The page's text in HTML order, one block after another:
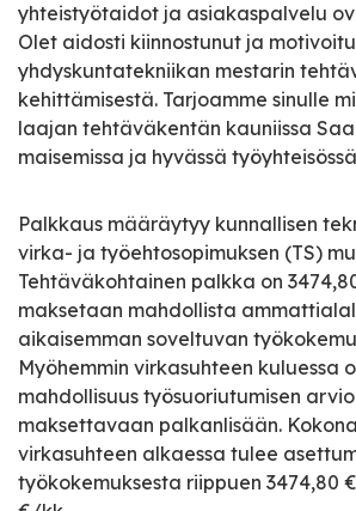
yhteistyötaidot ja asiakaspalvelu
Olet aidosti kiinnostunut ja
yhdyskuntatekniikan mestarin
kehittämisestä. Tarjoamme sinulle
laajan tehtäväkentän kauniissa
maisemissa ja hyvässä
Palkkaus määräytyy kunnallisen
virka- ja työehtosopimuksen (TS)
Tehtäväkohtainen palkka on
maksetaan mahdollista
aikaisemman soveltuvan
Myöhemmin virkasuhteen kuluessa
mahdollisuus työsuoriutumisen
maksettavaan palkanlisään.
virkasuhteen alkaessa tulee
työkokemuksesta riippuen 3474,80